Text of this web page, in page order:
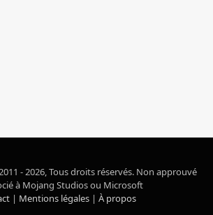
- 2026, Tous droits réservés. Non approuvé
à Mojang Studios ou Microsoft
| Mentions légales | À propos